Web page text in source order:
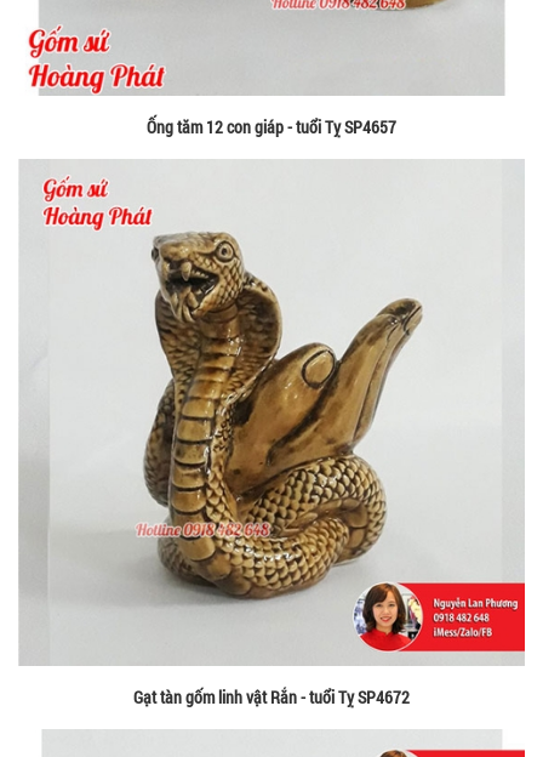
Ống tăm 12 con giáp - tuổi Tỵ SP4657
Gạt tàn gốm linh vật Rắn - tuổi Tỵ SP4672